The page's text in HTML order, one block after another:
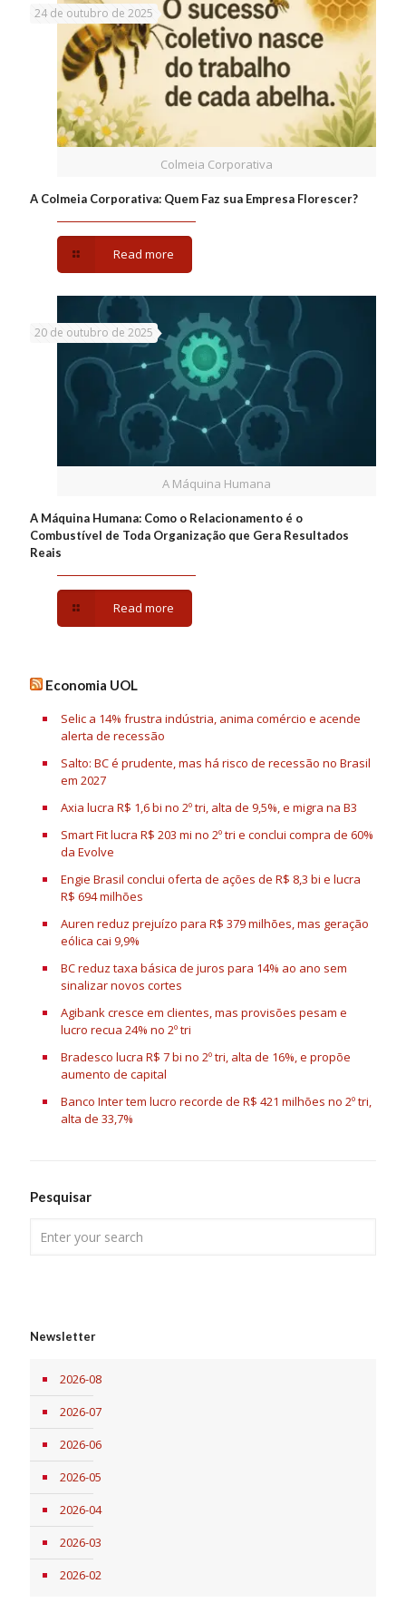
Colmeia Corporativa
24 de outubro de 2025
A Colmeia Corporativa: Quem Faz sua Empresa Florescer?
Read more
A Máquina Humana
20 de outubro de 2025
A Máquina Humana: Como o Relacionamento é o
Combustível de Toda Organização que Gera Resultados
Reais
Read more
Economia UOL
Selic a 14% frustra indústria, anima comércio e acende
alerta de recessão
Salto: BC é prudente, mas há risco de recessão no Brasil
em 2027
Axia lucra R$ 1,6 bi no 2º tri, alta de 9,5%, e migra na B3
Smart Fit lucra R$ 203 mi no 2º tri e conclui compra de 60%
da Evolve
Engie Brasil conclui oferta de ações de R$ 8,3 bi e lucra
R$ 694 milhões
Auren reduz prejuízo para R$ 379 milhões, mas geração
eólica cai 9,9%
BC reduz taxa básica de juros para 14% ao ano sem
sinalizar novos cortes
Agibank cresce em clientes, mas provisões pesam e
lucro recua 24% no 2º tri
Bradesco lucra R$ 7 bi no 2º tri, alta de 16%, e propõe
aumento de capital
Banco Inter tem lucro recorde de R$ 421 milhões no 2º tri,
alta de 33,7%
Pesquisar
Newsletter
2026-08
2026-07
2026-06
2026-05
2026-04
2026-03
2026-02